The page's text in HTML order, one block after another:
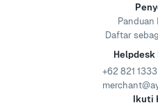
Panduan
Daftar
Helpdesk
+62 821
Ikuti